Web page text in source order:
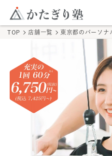
このペー
新中野店
かたぎり塾の特長
トレーナー
体験の流れ
TOP 店舗一覧 東京都 のパーソナ